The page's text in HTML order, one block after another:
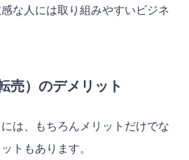
な人には取り組みやすいビジネ
売）のデメリット
は、もちろんメリットだけでな
トもあります。